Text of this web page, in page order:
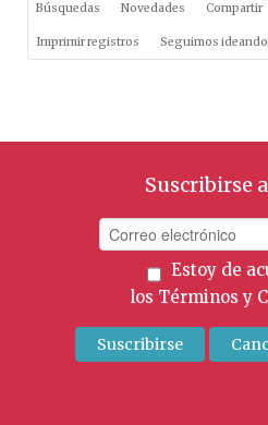
Búsquedas Novedades Compartir
Imprimir registros Seguimos ideando
Suscribirse
Estoy de
los Términos y